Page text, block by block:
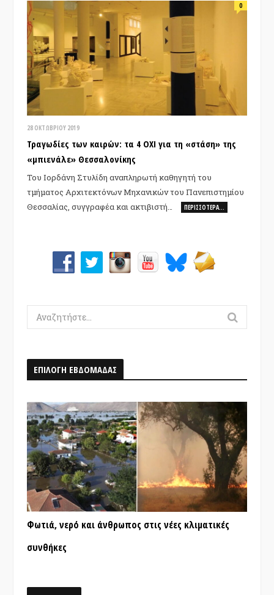
28 ΟΚΤΩΒΡΊΟΥ 2019
0
Τραγωδίες των καιρών: τα 4 ΟΧΙ για τη «στάση» της
«μπιενάλε» Θεσσαλονίκης
Του Ιορδάνη Στυλίδη αναπληρωτή καθηγητή του
τμήματος Αρχιτεκτόνων Μηχανικών του Πανεπιστημίου
Θεσσαλίας, συγγραφέα και ακτιβιστή…
ΠΕΡΙΣΣΌΤΕΡΑ…
Search
for:
ΕΠΙΛΟΓΗ ΕΒΔΟΜΑΔΑΣ
Φωτιά, νερό και άνθρωπος στις νέες κλιματικές
συνθήκες